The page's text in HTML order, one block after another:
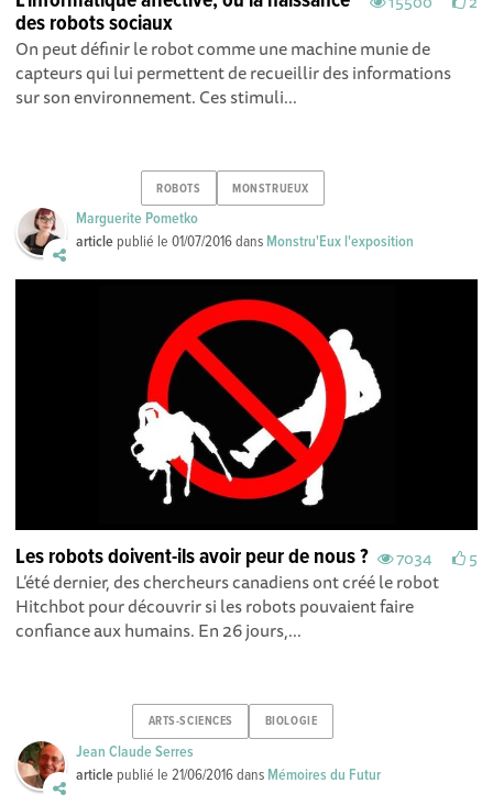
des robots sociaux
On peut définir le robot comme une machine munie de
capteurs qui lui permettent de recueillir des informations
sur son environnement. Ces stimuli...
ROBOTS MONSTRUEUX
Marguerite Pometko
article publié le01/07/2016dans Monstru'Eux l'exposition
7034 5
Les robots doivent-ils avoir peur de nous ?
L’été dernier, des chercheurs canadiens ont créé le robot
Hitchbot pour découvrir si les robots pouvaient faire
confiance aux humains. En 26 jours,...
ARTS-SCIENCES BIOLOGIE
Jean Claude Serres
article publié le21/06/2016dans Mémoires du Futur